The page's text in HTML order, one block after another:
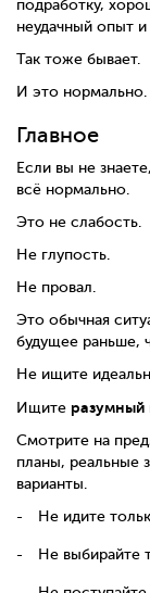
подработку,
неудачный опыт
Так тоже бывает.
И это нормально.
Главное
Если вы не
всё нормально.
Это не слабость.
Не глупость.
Не провал.
Это обычная
будущее раньше,
Не ищите
Ищите разумный
Смотрите на
планы, реальные
варианты.
Не идите
Не выбирайте